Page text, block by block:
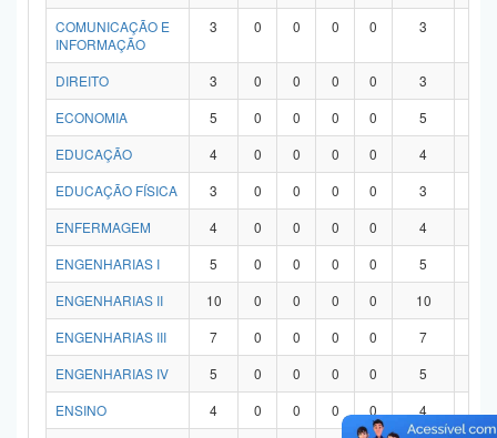
COMUNICAÇÃO E
INFORMAÇÃO
3 0 0 0 0 3
DIREITO 3 0 0 0 0 3
ECONOMIA
5 0 0 0 0 5
EDUCAÇÃO
4 0 0 0 0 4
EDUCAÇÃO FÍSICA
3 0 0 0 0 3
ENFERMAGEM
4 0 0 0 0 4
ENGENHARIAS I
5 0 0 0 0 5
ENGENHARIAS II
10 0 0 0 0 10
ENGENHARIAS III
7 0 0 0 0 7
ENGENHARIAS IV
5 0 0 0 0 5
ENSINO
4 0 0 0 0 4